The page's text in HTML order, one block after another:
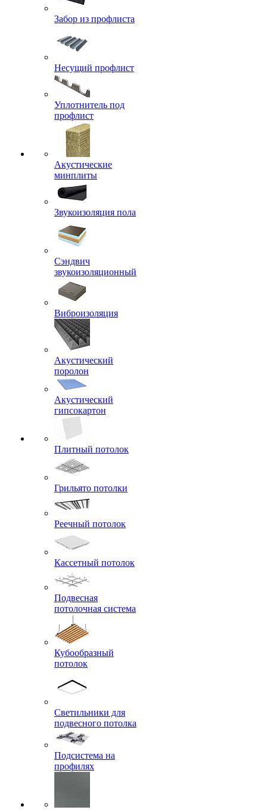
Забор из профлиста
Несущий профлист
Уплотнитель под
профлист
Акустические
минплиты
Звукоизоляция пола
Сэндвич
звукоизоляционный
Виброизоляция
Акустический
поролон
Акустический
гипсокартон
Плитный потолок
Грильято потолки
Реечный потолок
Кассетный потолок
Подвесная
потолочная система
Кубообразный
потолок
Светильники для
подвесного потолка
Подсистема на
профилях